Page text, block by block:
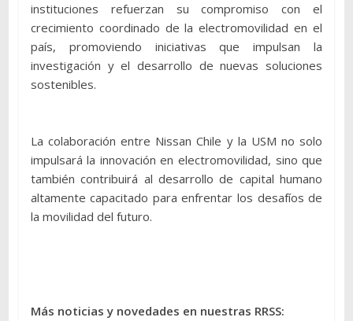
instituciones refuerzan su compromiso con el
crecimiento coordinado de la electromovilidad en el
país, promoviendo iniciativas que impulsan la
investigación y el desarrollo de nuevas soluciones
sostenibles.
La colaboración entre Nissan Chile y la USM no solo
impulsará la innovación en electromovilidad, sino que
también contribuirá al desarrollo de capital humano
altamente capacitado para enfrentar los desafíos de
la movilidad del futuro.
Más noticias y novedades en nuestras RRSS: